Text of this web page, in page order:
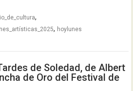
,
, hoylunes
de Soledad, de Albert
de Oro del Festival de